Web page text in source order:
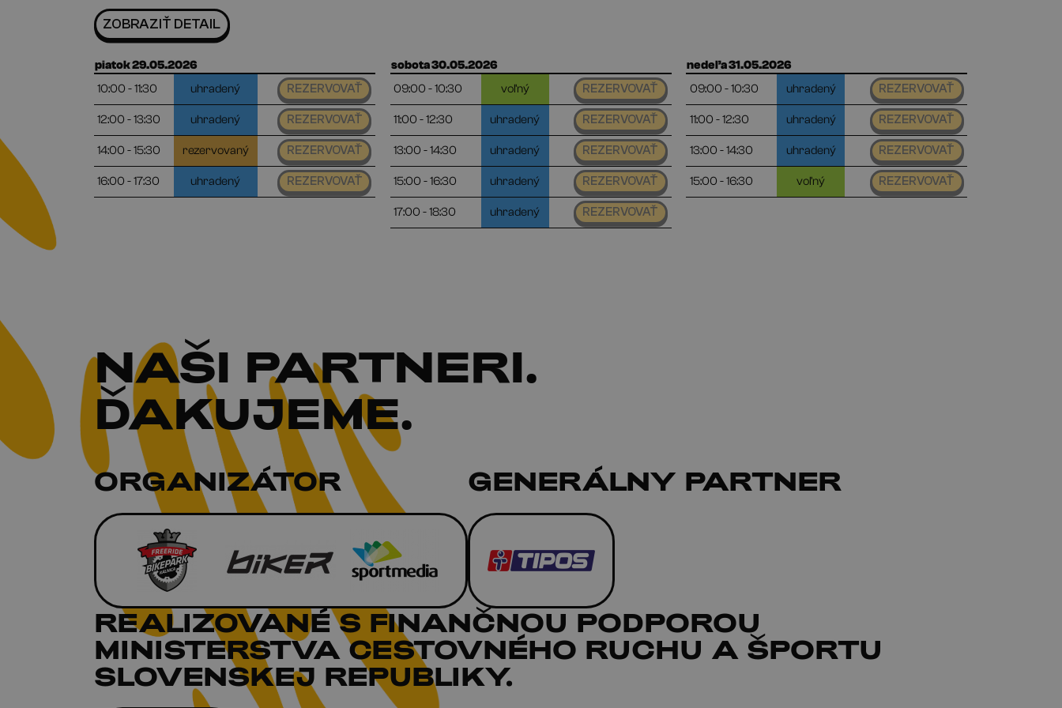
ZOBRAZIŤ DETAIL
piatok 29.05.2026
10:00 - 11:30
uhradený REZERVOVAŤ
12:00 - 13:30 uhradený REZERVOVAŤ
14:00 - 15:30 rezervovaný REZERVOVAŤ
16:00 - 17:30 uhradený REZERVOVAŤ
sobota 30.05.2026
09:00 - 10:30
voľný REZERVOVAŤ
11:00 - 12:30 uhradený REZERVOVAŤ
13:00 - 14:30 uhradený REZERVOVAŤ
15:00 - 16:30 uhradený REZERVOVAŤ
17:00 - 18:30 uhradený REZERVOVAŤ
nedeľa 31.05.2026
09:00 - 10:30
uhradený REZERVOVAŤ
11:00 - 12:30 uhradený REZERVOVAŤ
13:00 - 14:30 uhradený REZERVOVAŤ
15:00 - 16:30 voľný REZERVOVAŤ
NAŠI PARTNERI.
ĎAKUJEME.
ORGANIZÁTOR GENERÁLNY PARTNER
REALIZOVANÉ S FINANČNOU PODPOROU
MINISTERSTVA CESTOVNÉHO RUCHU A ŠPORTU
SLOVENSKEJ REPUBLIKY.